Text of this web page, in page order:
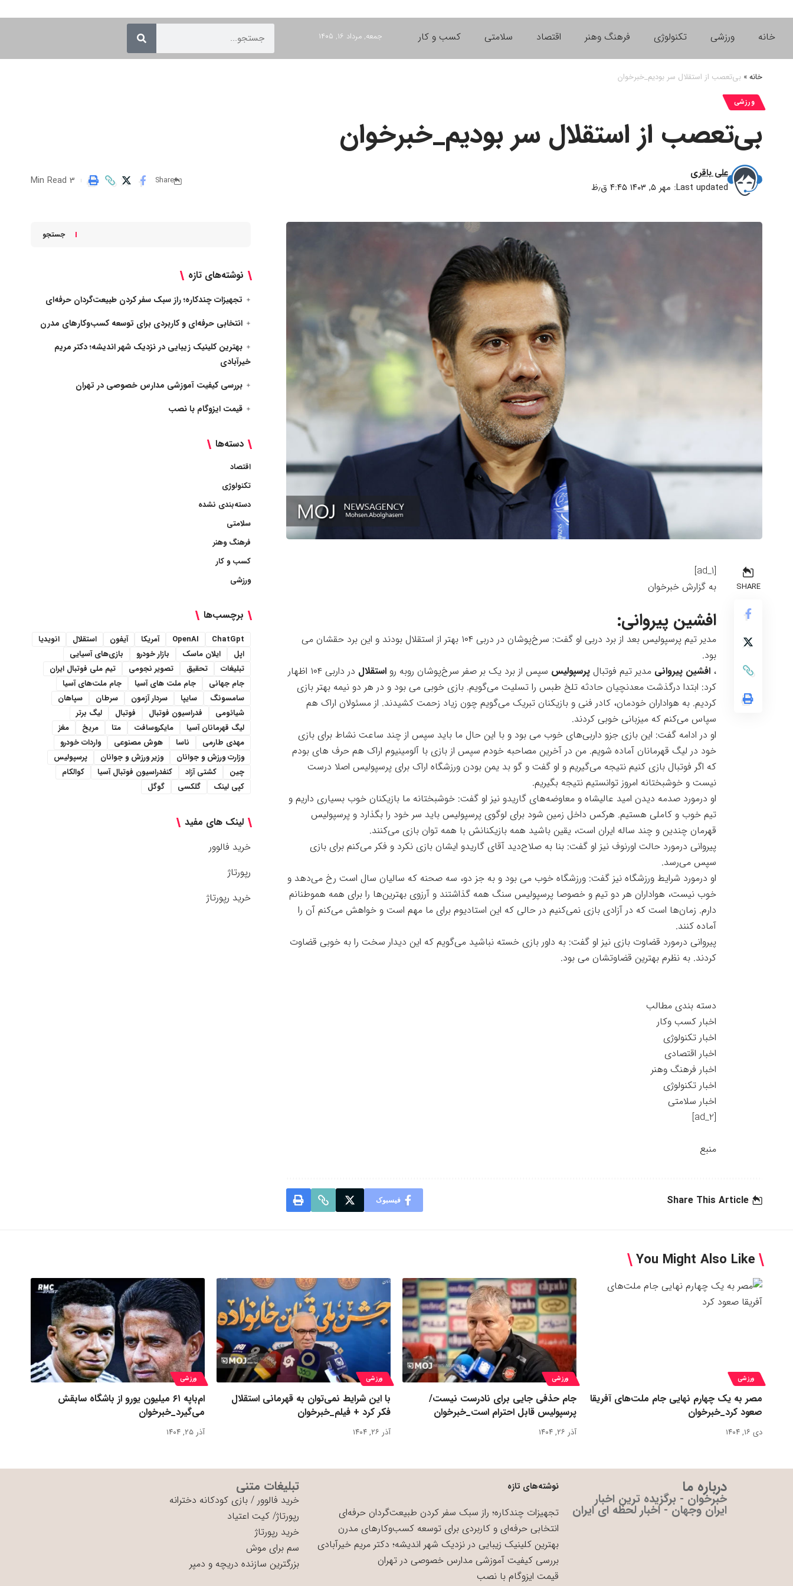
خانه ورزشی تکنولوژی فرهنگ وهنر اقتصاد سلامتی کسب و کار جمعه, مرداد ۱۶, ۱۴۰۵
خانه» بی‌تعصب از استقلال سر بودیم_خبرخوان
ورزشی
بی‌تعصب از استقلال سر بودیم_خبرخوان
Last updated: مهر ۵, ۱۴۰۳ ۴:۴۵ ق٫ظ
علی باقری
Share
3 Min Read
SHARE
[ad_1]
به گزارش خبرخوان
افشین پیروانی:
مدیر تیم پرسپولیس بعد از برد دربی او گفت: سرخ‌پوشان در دربی ۱۰۴ بهتر از استقلال بودند و این برد حقشان می
بود.
​، افشین پیروانی مدیر تیم فوتبال پرسپولیس سپس از برد یک بر صفر سرخ‌پوشان روبه رو استقلال
در داربی ۱۰۴ اظهار
کرد: ابتدا درگذشت معدنچیان حادثه تلخ طبس را تسلیت می‌گویم. بازی خوبی می بود و در هر دو نیمه بهتر بازی
کردیم. به هواداران خودمان، کادر فنی و بازیکنان تبریک می‌گویم چون زیاد زحمت کشیدند. از مسئولان اراک هم
سپاس می‌کنم که میزبانی خوبی کردند.
او در ادامه گفت: این بازی جزو داربی‌های خوب می بود و با این حال ما باید سپس از چند ساعت نشاط برای بازی
خود در لیگ قهرمانان آماده شویم. من در آخرین مصاحبه خودم سپس از بازی با آلومینیوم اراک هم حرف های بودم
که اگر فوتبال بازی کنیم نتیجه می‌گیریم و او گفت و گو بد یمن بودن ورزشگاه اراک برای پرسپولیس اصلا درست
نیست و خوشبختانه امروز توانستیم نتیجه بگیریم.
او درمورد صدمه دیدن امید عالیشاه و معاوضه‌های گاریدو نیز او گفت: خوشبختانه ما بازیکنان خوب بسیاری داریم و
تیم خوب و کاملی هستیم. هرکس داخل زمین شود برای لوگوی پرسپولیس باید سر خود را بگذارد و پرسپولیس
قهرمان چندین و چند ساله ایران است، یقین باشید همه بازیکنانش با همه توان بازی می‌کنند.
پیروانی درمورد حالت اورنوف نیز او گفت: بنا به صلاح‌دید آقای گاریدو ایشان بازی نکرد و فکر می‌کنم برای بازی
سپس می‌رسد.
او درمورد شرایط ورزشگاه نیز گفت: ورزشگاه خوب می بود و به جز دو، سه صحنه که سالیان سال است رخ می‌دهد و
خوب نیست، هواداران هر دو تیم و خصوصا پرسپولیس سنگ همه گذاشتند و آرزوی بهترین‌ها را برای همه هموطنانم
دارم. زمان‌ها است که در آزادی بازی نمی‌کنیم در حالی که این استادیوم برای ما مهم است و خواهش می‌کنم آن را
آماده کنند.
پیروانی درمورد قضاوت بازی نیز او گفت: به داور بازی خسته نباشید می‌گویم که این دیدار سخت را به خوبی قضاوت
کردند. به نظرم بهترین قضاوتشان می بود.
دسته بندی مطالب
اخبار کسب وکار
اخبار تکنولوژی
اخبار اقتصادی
اخبار فرهنگ وهنر
اخبار تکنولوژی
اخبار سلامتی
[ad_2]
منبع
Share This Article فیسبوک
جستجو
نوشته‌های تازه
تجهیزات چندکاره؛ راز سبک سفر کردن طبیعت‌گردان حرفه‌ای
انتخابی حرفه‌ای و کاربردی برای توسعه کسب‌وکارهای مدرن
بهترین کلینیک زیبایی در نزدیک شهر اندیشه؛ دکتر مریم
خیرآبادی
بررسی کیفیت آموزشی مدارس خصوصی در تهران
قیمت ایزوگام با نصب
دسته‌ها
اقتصاد
تکنولوژی
دسته‌بندی نشده
سلامتی
فرهنگ وهنر
کسب و کار
ورزشی
برچسب‌ها
ChatGpt
OpenAI آمریکا آیفون استقلال
انویدیا
اپل
ایلان ماسک بازار خودرو
بازی‌های آسیایی
تبلیغات
تحقیق تصویر نجومی
تیم ملی فوتبال ایران
جام جهانی
جام ملت های آسیا
جام ملت‌های آسیا
سامسونگ
سایپا سردار آزمون سرطان
سپاهان
شیائومی
فدراسیون فوتبال فوتبال
لیگ برتر
لیگ قهرمانان آسیا
مایکروسافت متا مریخ
مغز
مهدی طارمی
ناسا هوش مصنوعی
واردات خودرو
وزارت ورزش و جوانان
وزیر ورزش و جوانان
پرسپولیس
چین
کشتی آزاد کنفدراسیون فوتبال آسیا
کوالکام
کپی لینک
گلکسی گوگل
لینک های مفید
خرید فالوور
رپورتاژ
خرید رپورتاژ
You Might Also Like
ورزشی
مصر به یک چهارم نهایی جام ملت‌های آفریقا
صعود کرد_خبرخوان
دی ۱۶, ۱۴۰۴
ورزشی
جام حذفی جایی برای نادرست نیست/
پرسپولیس قابل احترام است_خبرخوان
آذر ۲۶, ۱۴۰۴
ورزشی
با این شرایط نمی‌توان به قهرمانی استقلال
فکر کرد + فیلم_خبرخوان
آذر ۲۶, ۱۴۰۴
ورزشی
ام‌باپه ۶۱ میلیون یورو از باشگاه سابقش
می‌گیرد_خبرخوان
آذر ۲۵, ۱۴۰۴
درباره ما
خبرخوان - برگزیده ترین اخبار
ایران وجهان - اخبار لحظه ای ایران
نوشته‌های تازه
تجهیزات چندکاره؛ راز سبک سفر کردن طبیعت‌گردان حرفه‌ای
انتخابی حرفه‌ای و کاربردی برای توسعه کسب‌وکارهای مدرن
بهترین کلینیک زیبایی در نزدیک شهر اندیشه؛ دکتر مریم خیرآبادی
بررسی کیفیت آموزشی مدارس خصوصی در تهران
قیمت ایزوگام با نصب
تبلیغات متنی
خرید فالوور /بازی کودکانه دخترانه
رپورتاژ/کیت اعتیاد
خرید رپورتاژ
سم برای موش
بزرگترین سازنده دریچه و دمپر